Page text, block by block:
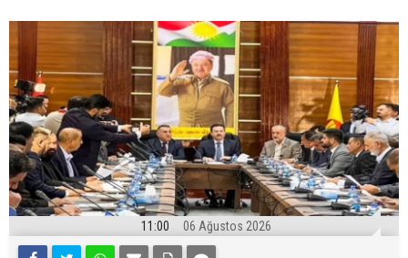
11:00 06 Ağustos 2026